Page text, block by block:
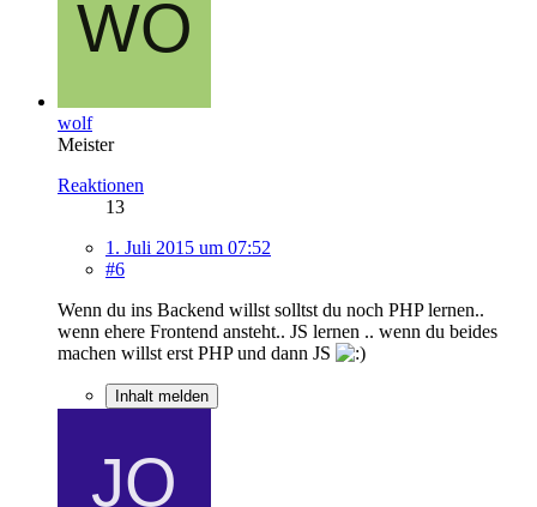
wolf
Meister
Reaktionen
13
1. Juli 2015 um 07:52
#6
Wenn du ins Backend willst solltst du noch PHP lernen..
wenn ehere Frontend ansteht.. JS lernen .. wenn du beides
machen willst erst PHP und dann JS
Inhalt melden